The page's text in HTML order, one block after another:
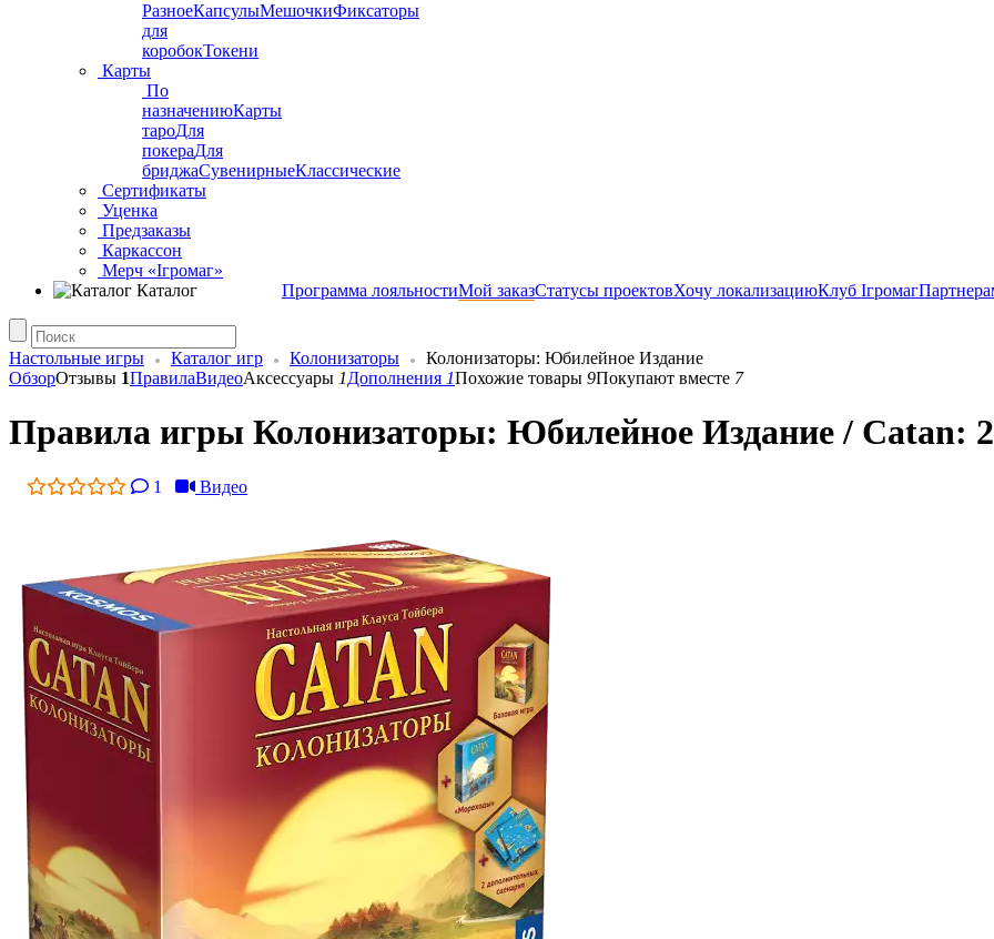
РазноеКапсулыМешочкиФиксаторы
для
коробокТокени
Карты
По
назначениюКарты
тароДля
покераДля
бриджаСувенирныеКлассические
Сертификаты
Уценка
Предзаказы
Каркассон
Мерч «Ігромаг»
Каталог
Программа лояльностиМой заказСтатусы проектовХочу локализациюКлуб Ігромаг
Настольные игры Каталог игр Колонизаторы
Колонизаторы: Юбилейное Издание
ОбзорОтзывы 1ПравилаВидеоАксессуары 1Дополнения 1Похожие товары 9Покупают вместе 7
Правила игры Колонизаторы: Юбилейное Издание / Catan:
1 Видео